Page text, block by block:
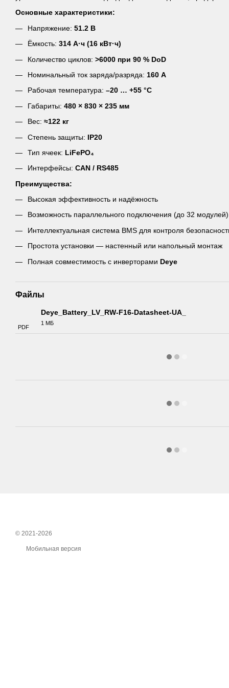
Основные характеристики:
Напряжение: 51.2 В
Ёмкость: 314 А·ч (16 кВт·ч)
Количество циклов: >6000 при 90 % DoD
Номинальный ток заряда/разряда: 160 А
Рабочая температура: –20 … +55 °C
Габариты: 480 × 830 × 235 мм
Вес: ≈122 кг
Степень защиты: IP20
Тип ячеек: LiFePO₄
Интерфейсы: CAN / RS485
Преимущества:
Высокая эффективность и надёжность
Возможность параллельного подключения (до 32 модулей)
Интеллектуальная система BMS для контроля
Простота установки — настенный или напольный монтаж
Полная совместимость с инверторами Deye
Файлы
PDF
Deye_Battery_LV_RW-F16-Datasheet-UA_
1 МБ
© 2021-2026
Мобильная версия